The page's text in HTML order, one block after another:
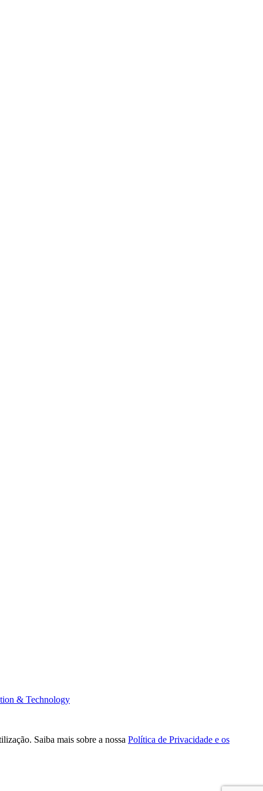
& Technology
Saiba mais sobre a nossa Política de Privacidade e os